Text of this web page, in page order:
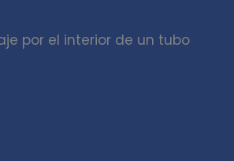
por el interior de un tubo